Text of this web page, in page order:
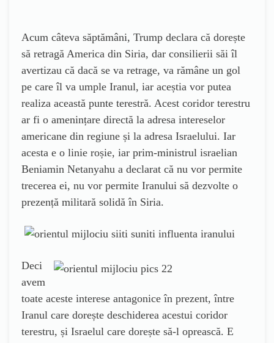
Acum câteva săptămâni, Trump declara că dorește
să retragă America din Siria, dar consilierii săi îl
avertizau că dacă se va retrage, va rămâne un gol
pe care îl va umple Iranul, iar aceștia vor putea
realiza această punte terestră. Acest coridor terestru
ar fi o amenințare directă la adresa intereselor
americane din regiune și la adresa Israelului. Iar
acesta e o linie roșie, iar prim-ministrul israelian
Beniamin Netanyahu a declarat că nu vor permite
trecerea ei, nu vor permite Iranului să dezvolte o
prezență militară solidă în Siria.
Deci
avem
toate aceste interese antagonice în prezent, între
Iranul care dorește deschiderea acestui coridor
terestru, și Israelul care dorește să-l oprească. E